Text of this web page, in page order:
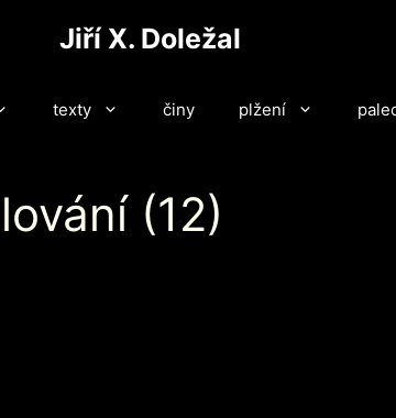
Jiří X. Doležal
texty činy plžení
(12)